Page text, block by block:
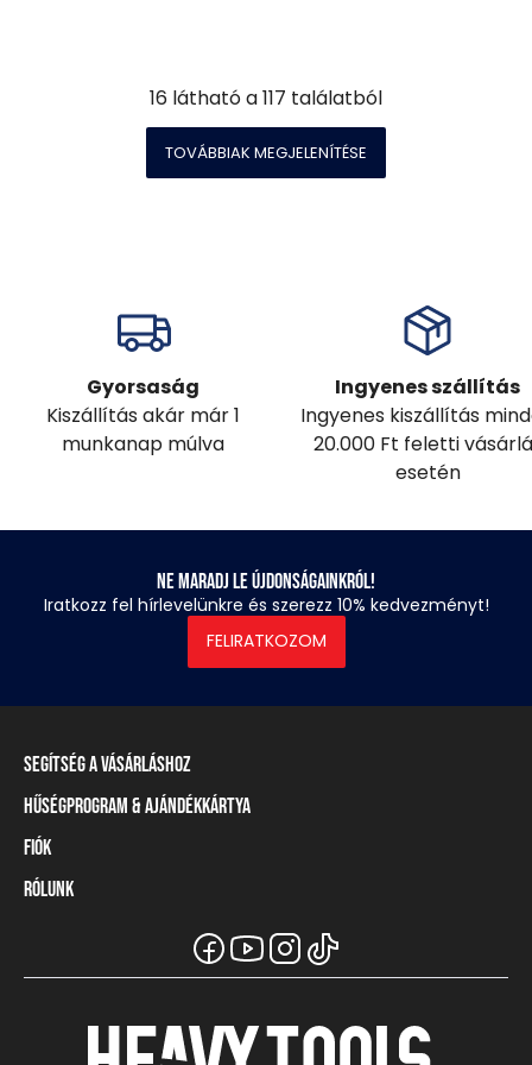
16 látható a117 találatból
TOVÁBBIAK MEGJELENÍTÉSE
Gyorsaság
Kiszállítás akár már 1
munkanap múlva
Ingyenes szállítás
Ingyenes kiszállítás
20.000 Ft feletti
esetén
Ne maradj le újdonságainkról!
Iratkozz fel hírlevelünkre és szerezz 10% kedvezményt!
FELIRATKOZOM
Segítség a vásárláshoz
Szállítási információ
Fizetési módok
Mérettáblázat
Üzleteink és viszonteladók
Gyakori kérdések (GYIK)
Hűségprogram & Ajándékkártya
Törzsvásárlói program
Ajándékkártya
Fiók
Belépés / Regisztráció
Rólunk
A Heavy Tools márka
Viszonteladói információ
Széchenyi Terv Plusz